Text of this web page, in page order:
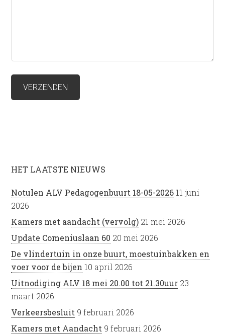
HET LAATSTE NIEUWS
Notulen ALV Pedagogenbuurt 18-05-2026 11 juni
2026
Kamers met aandacht (vervolg) 21 mei 2026
Update Comeniuslaan 60 20 mei 2026
De vlindertuin in onze buurt, moestuinbakken en
voer voor de bijen 10 april 2026
Uitnodiging ALV 18 mei 20.00 tot 21.30uur 23
maart 2026
Verkeersbesluit 9 februari 2026
Kamers met Aandacht 9 februari 2026